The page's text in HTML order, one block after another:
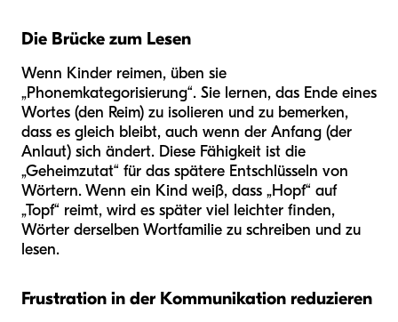
Die Brücke zum Lesen
Wenn Kinder reimen, üben sie
„Phonemkategorisierung“. Sie lernen, das Ende eines
Wortes (den Reim) zu isolieren und zu bemerken,
dass es gleich bleibt, auch wenn der Anfang (der
Anlaut) sich ändert. Diese Fähigkeit ist die
„Geheimzutat“ für das spätere Entschlüsseln von
Wörtern. Wenn ein Kind weiß, dass „Hopf“ auf
„Topf“ reimt, wird es später viel leichter finden,
Wörter derselben Wortfamilie zu schreiben und zu
lesen.
Frustration in der Kommunikation reduzieren